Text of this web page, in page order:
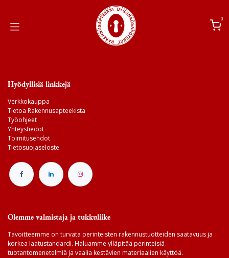
0
Hyödyllisiä linkkejä
Verkkokauppa
Tietoa Rakennusapteekista
Työohjeet
Yhteystiedot
Toimitusehdot
Tietosuojaseloste
Olemme valmistaja ja tukkuliike
Tavoitteemme on turvata perinteisten rakennustuotteiden saatavuus ja
korkea laatustandardi. Haluamme ylläpitää perinteisiä
tuotantomenetelmiä ja vaalia kestävien materiaalien käyttöä.